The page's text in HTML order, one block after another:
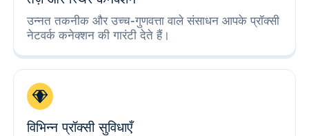
उन्नत तकनीक और उच्च-गुणवत्ता वाले संसाधन आपके प्रॉक्सी
नेटवर्क कनेक्शन की गारंटी देते हैं।
विभिन्न प्रॉक्सी सुविधाएँ